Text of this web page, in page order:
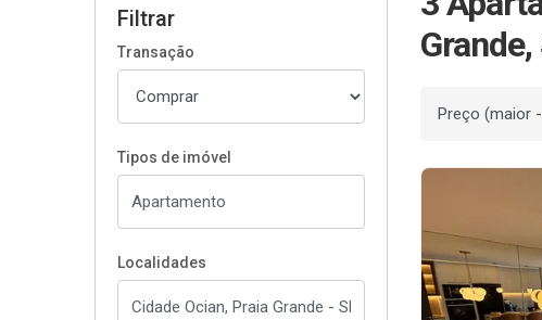
Filtrar
Transação
Tipos de imóvel
Localidades
Grande,
Ordenar por